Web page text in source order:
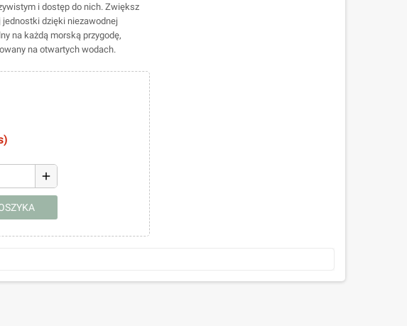
i dostęp do nich. Zwiększ
dzięki niezawodnej
na każdą morską przygodę,
na otwartych wodach.
add